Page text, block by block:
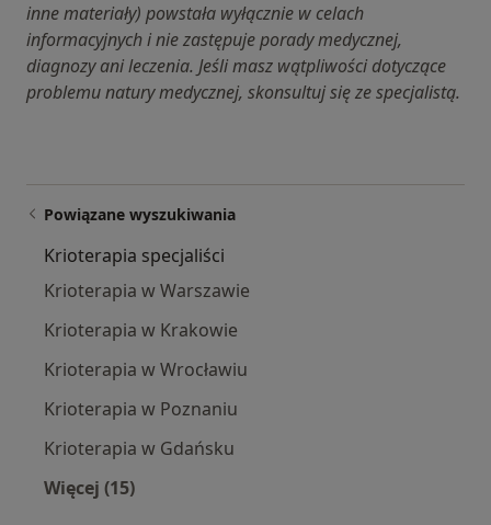
inne materiały) powstała wyłącznie w celach
informacyjnych i nie zastępuje porady medycznej,
diagnozy ani leczenia. Jeśli masz wątpliwości dotyczące
problemu natury medycznej, skonsultuj się ze specjalistą.
Powiązane wyszukiwania
Krioterapia specjaliści
Krioterapia w Warszawie
Krioterapia w Krakowie
Krioterapia w Wrocławiu
Krioterapia w Poznaniu
Krioterapia w Gdańsku
Więcej (15)